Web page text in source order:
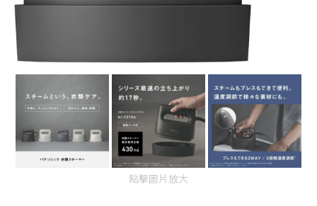
點擊圖片放大